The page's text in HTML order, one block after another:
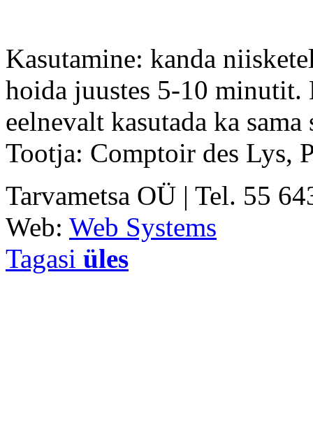
Kasutamine: kanda
hoida juustes 5-10
eelnevalt kasutada ka
Tootja: Comptoir des Lys,
Tarvametsa OÜ | Tel. 55
Web: Web Systems
Tagasi üles